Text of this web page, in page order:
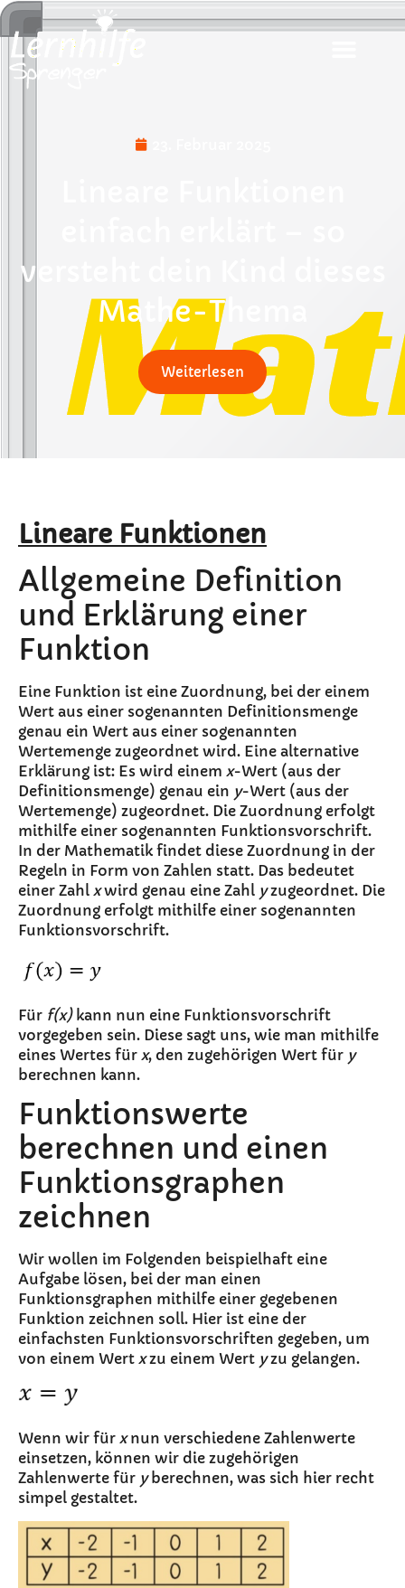
versteht dein Kind dieses
Mathe-Thema
Weiterlesen
Lineare Funktionen
Allgemeine Definition
und Erklärung einer
Funktion
Eine Funktion ist eine Zuordnung, bei der einem
Wert aus einer sogenannten Definitionsmenge
genau ein Wert aus einer sogenannten
Wertemenge zugeordnet wird. Eine alternative
Erklärung ist: Es wird einem x-Wert (aus der
Definitionsmenge) genau ein y-Wert (aus der
Wertemenge) zugeordnet. Die Zuordnung erfolgt
mithilfe einer sogenannten Funktionsvorschrift.
In der Mathematik findet diese Zuordnung in der
Regeln in Form von Zahlen statt. Das bedeutet
einer Zahl xwird genau eine Zahl yzugeordnet. Die
Zuordnung erfolgt mithilfe einer sogenannten
Funktionsvorschrift.
Für f(x)kann nun eine Funktionsvorschrift
vorgegeben sein. Diese sagt uns, wie man mithilfe
eines Wertes für x, den zugehörigen Wert für y
berechnen kann.
Funktionswerte
berechnen und einen
Funktionsgraphen
zeichnen
Wir wollen im Folgenden beispielhaft eine
Aufgabe lösen, bei der man einen
Funktionsgraphen mithilfe einer gegebenen
Funktion zeichnen soll. Hier ist eine der
einfachsten Funktionsvorschriften gegeben, um
von einem Wert xzu einem Wert yzu gelangen.
Wenn wir für xnun verschiedene Zahlenwerte
einsetzen, können wir die zugehörigen
Zahlenwerte für y berechnen, was sich hier recht
simpel gestaltet.